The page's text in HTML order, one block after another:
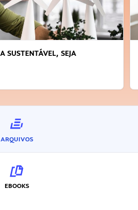
SUSTENTÁVEL, SEJA
ARQUIVOS
EBOOKS